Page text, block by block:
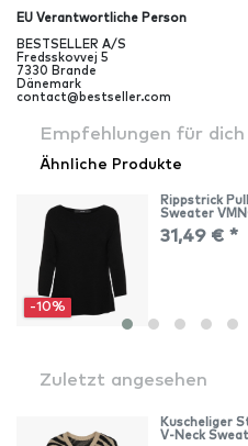
EU Verantwortliche Person
BESTSELLER A/S
Fredsskovvej 5
7330 Brande
Dänemark
contact@bestseller.com
Empfehlungen für dich
Ähnliche Produkte
-10%
Rippstrick
Sweater
31,49 € *
Zuletzt angesehen
Kuscheliger
V-Neck